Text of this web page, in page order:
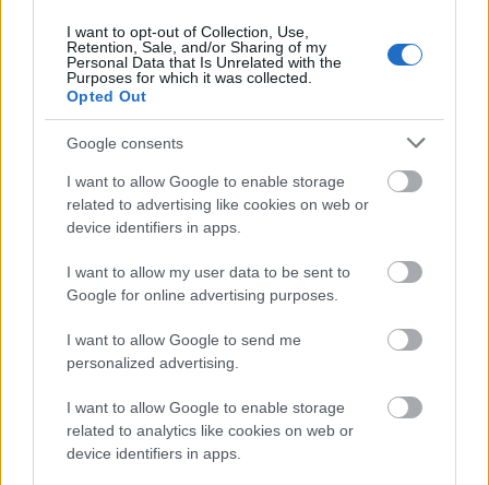
I want to opt-out of Collection, Use,
Retention, Sale, and/or Sharing of my
Personal Data that Is Unrelated with the
Purposes for which it was collected.
Opted Out
Google consents
I want to allow Google to enable storage
related to advertising like cookies on web or
device identifiers in apps.
I want to allow my user data to be sent to
Google for online advertising purposes.
I want to allow Google to send me
personalized advertising.
I want to allow Google to enable storage
related to analytics like cookies on web or
device identifiers in apps.